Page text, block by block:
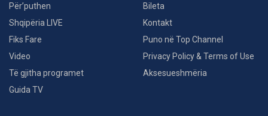
Për’puthen
Shqipëria LIVE
Fiks Fare
Video
Të gjitha programet
Guida TV
Bileta
Kontakt
Puno në Top Channel
Privacy Policy & Terms of Use
Aksesueshmëria